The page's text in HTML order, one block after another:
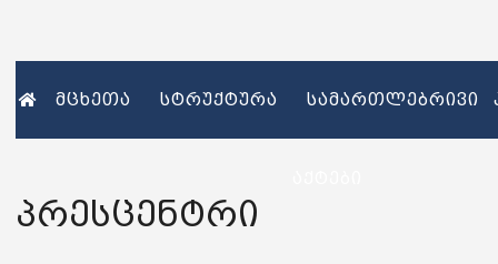
მცხეთა სტრუქტურა სამართლებრივი
პრესცენტრი